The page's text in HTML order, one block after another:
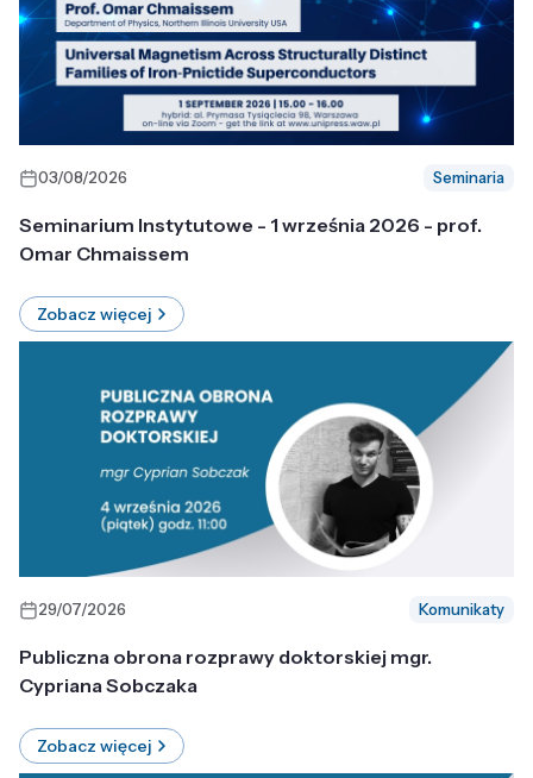
03/08/2026 Seminaria
Seminarium Instytutowe - 1 września 2026 - prof.
Omar Chmaissem
Zobacz więcej
29/07/2026 Komunikaty
Publiczna obrona rozprawy doktorskiej mgr.
Cypriana Sobczaka
Zobacz więcej